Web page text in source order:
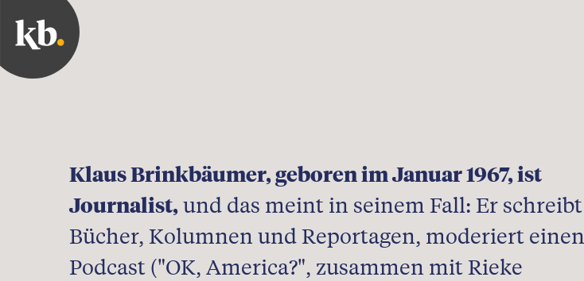
Klaus Brinkbäumer, geboren im Januar 1967, ist
Journalist,und das meint in seinem Fall: Er schreibt
Bücher, Kolumnen und Reportagen, moderiert einen
Podcast ("OK, America?", zusammen mit Rieke